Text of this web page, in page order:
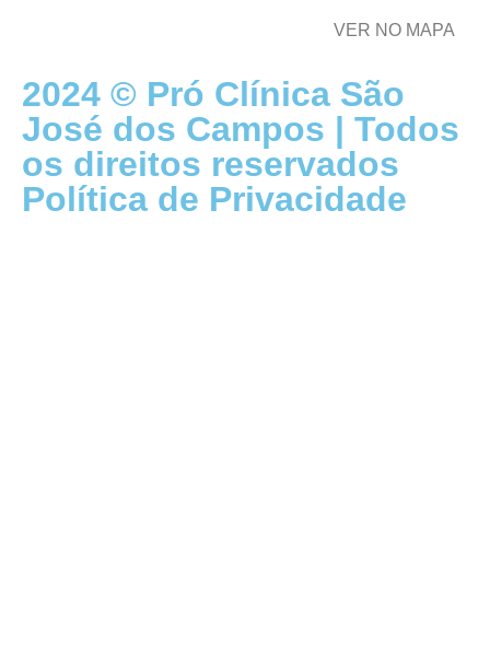
VER NO MAPA
2024 © Pró Clínica São
José dos Campos | Todos
os direitos reservados
Política de Privacidade